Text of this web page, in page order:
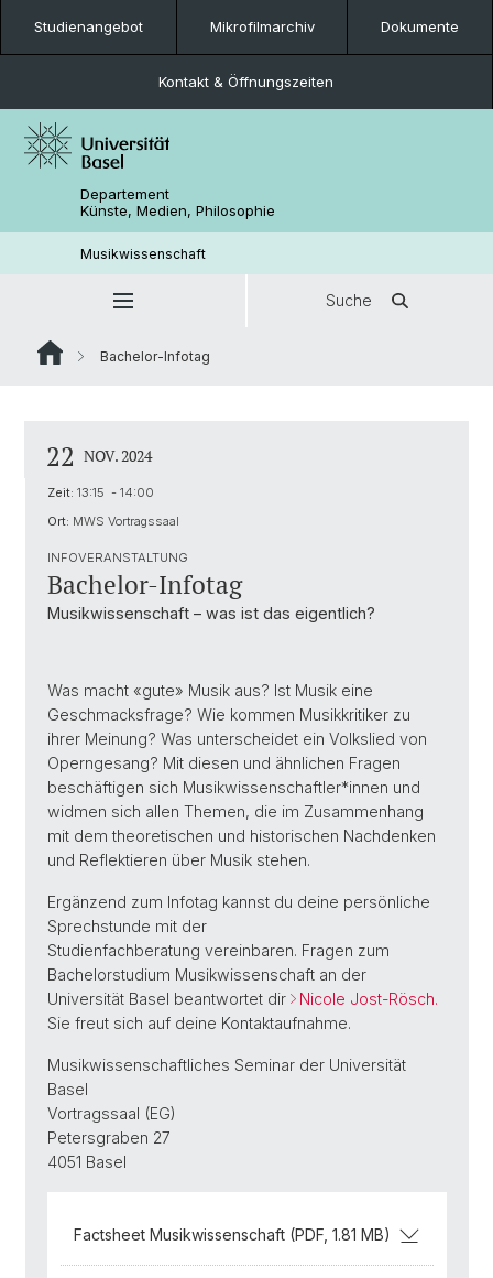
Studienangebot Mikrofilmarchiv Dokumente
Kontakt & Öffnungszeiten
Departement
Künste, Medien, Philosophie
Musikwissenschaft
Suche
Bachelor-Infotag
22 NOV. 2024
Zeit: 13:15 - 14:00
Ort: MWS Vortragssaal
INFOVERANSTALTUNG
Bachelor-Infotag
Musikwissenschaft – was ist das eigentlich?
Was macht «gute» Musik aus? Ist Musik eine
Geschmacksfrage? Wie kommen Musikkritiker zu
ihrer Meinung? Was unterscheidet ein Volkslied von
Operngesang? Mit diesen und ähnlichen Fragen
beschäftigen sich Musikwissenschaftler*innen und
widmen sich allen Themen, die im Zusammenhang
mit dem theoretischen und historischen Nachdenken
und Reflektieren über Musik stehen.
Ergänzend zum Infotag kannst du deine persönliche
Sprechstunde mit der
Studienfachberatung vereinbaren. Fragen zum
Bachelorstudium Musikwissenschaft an der
Universität Basel beantwortet dir
Nicole Jost-Rösch.
Sie freut sich auf deine Kontaktaufnahme.
Musikwissenschaftliches Seminar der Universität
Basel
Vortragssaal (EG)
Petersgraben 27
4051 Basel
Factsheet Musikwissenschaft (PDF, 1.81 MB)